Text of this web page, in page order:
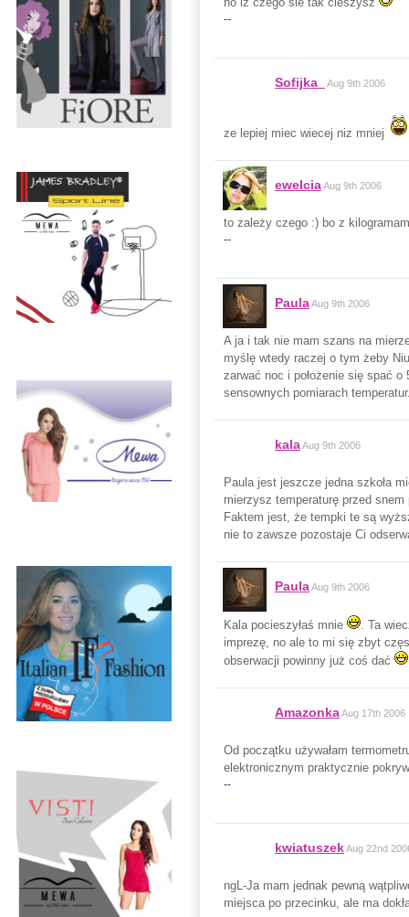
--
Sofijka_ Aug 9th 2006
ze lepiej miec wiecej niz mniej
ewelciaAug 9th 2006
to zależy czego :) bo z
--
PaulaAug 9th 2006
A ja i tak nie mam szans na
myślę wtedy raczej o tym żeby
zarwać noc i położenie się spać
sensownych pomiarach
kalaAug 9th 2006
Paula jest jeszcze jedna szkoła
mierzysz temperaturę przed
Faktem jest, że tempki te są
nie to zawsze pozostaje Ci
PaulaAug 9th 2006
Kala pocieszyłaś mnie
. Ta
imprezę, no ale to mi się zbyt
obserwacji powinny już coś dać
AmazonkaAug 17th 2006
Od początku używałam
elektronicznym praktycznie
--
kwiatuszekAug 22nd
ngL-Ja mam jednak pewną
miejsca po przecinku, ale ma